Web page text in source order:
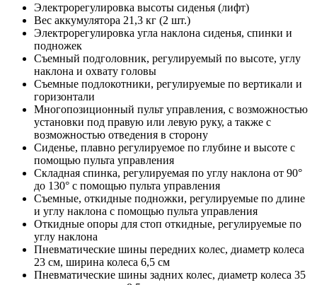
Электрорегулировка высоты сиденья (лифт)
Вес аккумулятора 21,3 кг (2 шт.)
Электрорегулировка угла наклона сиденья, спинки и
подножек
Съемный подголовник, регулируемый по высоте, углу
наклона и охвату головы
Съемные подлокотники, регулируемые по вертикали и
горизонтали
Многопозиционный пульт управления, с возможностью
установки под правую или левую руку, а также с
возможностью отведения в сторону
Сиденье, плавно регулируемое по глубине и высоте с
помощью пульта управления
Складная спинка, регулируемая по углу наклона от 90°
до 130° с помощью пульта управления
Съемные, откидные подножки, регулируемые по длине
и углу наклона с помощью пульта управления
Откидные опоры для стоп откидные, регулируемые по
углу наклона
Пневматические шины передних колес, диаметр колеса
23 см, ширина колеса 6,5 см
Пневматические шины задних колес, диаметр колеса 35